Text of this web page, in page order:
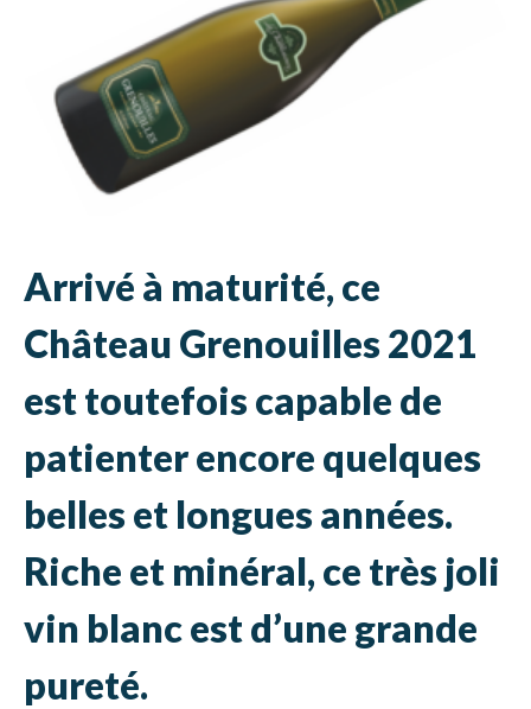
Arrivé à maturité, ce
Château Grenouilles 2021
est toutefois capable de
patienter encore quelques
belles et longues années.
Riche et minéral, ce très joli
vin blanc est d’une grande
pureté.